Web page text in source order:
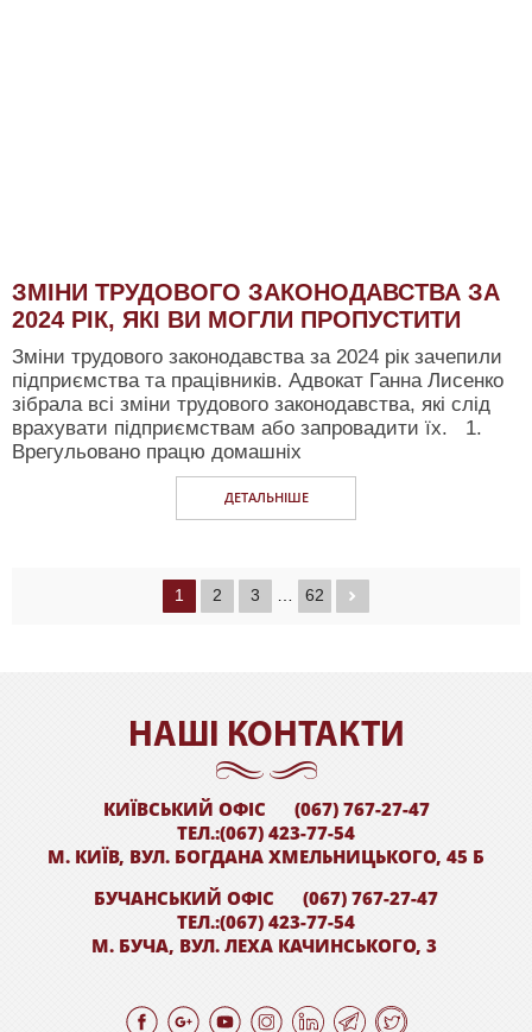
ЗМІНИ ТРУДОВОГО ЗАКОНОДАВСТВА ЗА
2024 РІК, ЯКІ ВИ МОГЛИ ПРОПУСТИТИ
Зміни трудового законодавства за 2024 рік зачепили
підприємства та працівників. Адвокат Ганна Лисенко
зібрала всі зміни трудового законодавства, які слід
врахувати підприємствам або запровадити їх. 1.
Врегульовано працю домашніх
ДЕТАЛЬНIШЕ
1 2 3 62
НАШI КОНТАКТИ
КИЇВСЬКИЙ ОФІС
(067) 767-27-47
ТЕЛ.:(067) 423-77-54
М. КИЇВ, ВУЛ. БОГДАНА ХМЕЛЬНИЦЬКОГО, 45 Б
БУЧАНСЬКИЙ ОФІС
(067) 767-27-47
ТЕЛ.:(067) 423-77-54
М. БУЧА, ВУЛ. ЛЕХА КАЧИНСЬКОГО, 3